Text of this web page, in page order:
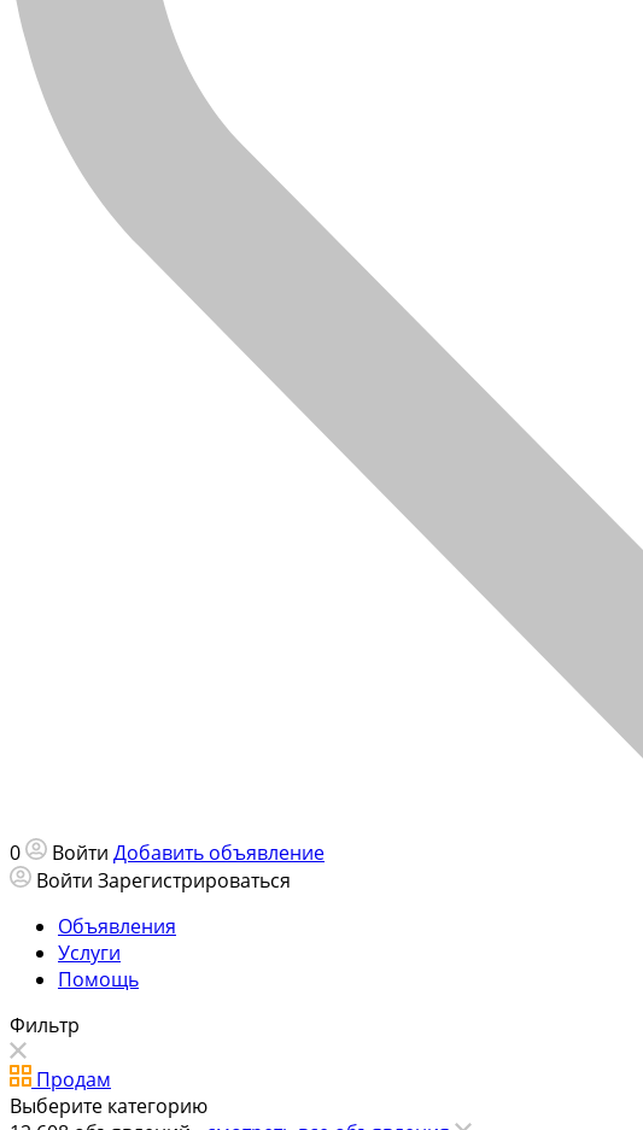
0 Войти Добавить объявление
Войти Зарегистрироваться
Объявления
Услуги
Помощь
Фильтр
Продам
Выберите категорию